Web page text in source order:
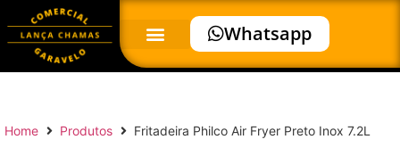
Whatsapp
Home Produtos Fritadeira Philco Air Fryer Preto Inox 7.2L